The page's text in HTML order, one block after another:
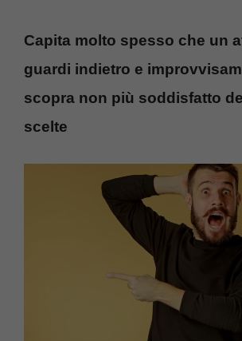
Capita molto spesso che un
guardi indietro e
scopra non più soddisfatto
scelte